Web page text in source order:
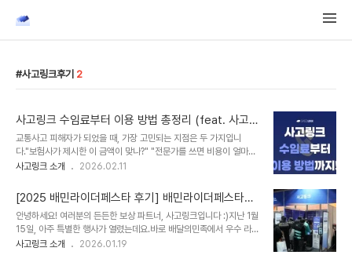
사고링크후기 2
사고링크 수임료부터 이용 방법 총정리 (feat. 사고링
크 후기)
교통사고 피해자가 되었을 때, 가장 고민되는 지점은 두 가지입니
다."보험사가 제시한 이 금액이 맞나?" "전문가를 쓰면 비용이 얼마나
들까?"보험사의 말만 믿고 덜컥 합의하자니 손해 보는 것 같고,전문가
교통사고 피해자들을 위한 '사고링크'의 서비스 소개,사고링크 수임료,
그리고 구체적인 이용 방법까지 사고링크가 직접! 정리해 드립니다. 1.
사고링크, 어떤 서비스인가요? 사고링크는 누적 16만 명의 고객이 선
택한,국내 1등 AI 기반 손해사정 플랫폼입니다.복잡한 보험 약관과 합
의 절차를 잘 모르는 일반인 피해자가,보험사를 상대로 정당한 보상을
사고링크 소개 2026.02.11
[2025 배민라이더페스타 후기] 배민라이더페스타에
사고링크가 떴다! 🛵
안녕하세요! 여러분의 든든한 보상 파트너, 사고링크입니다 :)지난 1월
15일, 아주 특별한 행사가 열렸는데요.바로 배달의민족에서 우수 라이
더님들과 라이더 가족분들을 모시고 진행한'2025 배민라이더페스
사고링크 소개 2026.01.19